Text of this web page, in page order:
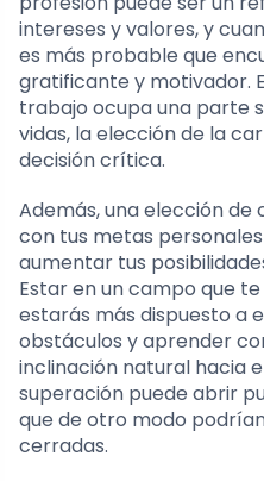
intereses y valores, y
es más probable que
gratificante y motivador.
trabajo ocupa una parte
vidas, la elección de la
decisión crítica.
Además, una elección de
con tus metas
aumentar tus
Estar en un campo que
estarás más dispuesto a
obstáculos y aprender
inclinación natural hacia
superación puede abrir
que de otro modo
cerradas.